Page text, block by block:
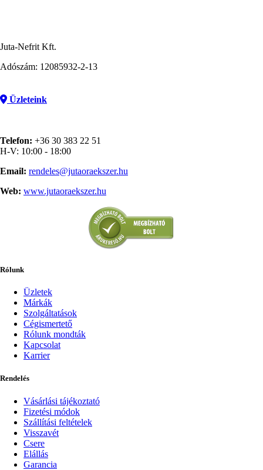
Juta-Nefrit Kft.
Adószám: 12085932-2-13
Üzleteink
Telefon: +36 30 383 22 51
H-V: 10:00 - 18:00
Email: rendeles@jutaoraekszer.hu
Web: www.jutaoraekszer.hu
Rólunk
Üzletek
Márkák
Szolgáltatások
Cégismertető
Rólunk mondták
Kapcsolat
Karrier
Rendelés
Vásárlási tájékoztató
Fizetési módok
Szállítási feltételek
Visszavét
Csere
Elállás
Garancia